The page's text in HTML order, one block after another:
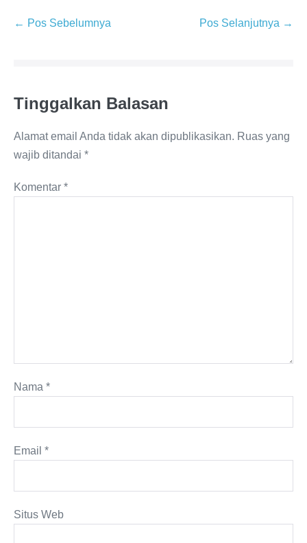
Navigasi
← Pos Sebelumnya Pos Selanjutnya →
Tinggalkan Balasan
Alamat email Anda tidak akan dipublikasikan. Ruas yang
wajib ditandai *
Komentar *
Nama *
Email *
Situs Web